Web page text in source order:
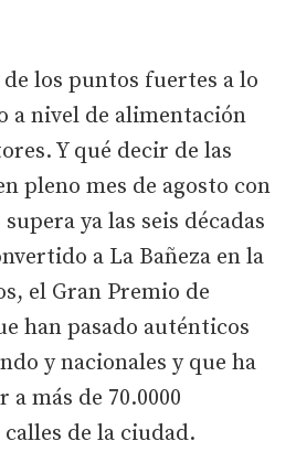
los puntos fuertes a lo
a nivel de alimentación
Y qué decir de las
pleno mes de agosto con
ya las seis décadas
a La Bañeza en la
el Gran Premio de
han pasado auténticos
y nacionales y que ha
más de 70.0000
de la ciudad.